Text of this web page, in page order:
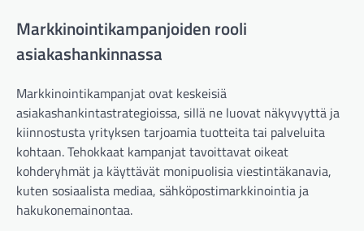
Markkinointikampanjoiden rooli
asiakashankinnassa
Markkinointikampanjat ovat keskeisiä
asiakashankintastrategioissa, sillä ne luovat näkyvyyttä ja
kiinnostusta yrityksen tarjoamia tuotteita tai palveluita
kohtaan. Tehokkaat kampanjat tavoittavat oikeat
kohderyhmät ja käyttävät monipuolisia viestintäkanavia,
kuten sosiaalista mediaa, sähköpostimarkkinointia ja
hakukonemainontaa.